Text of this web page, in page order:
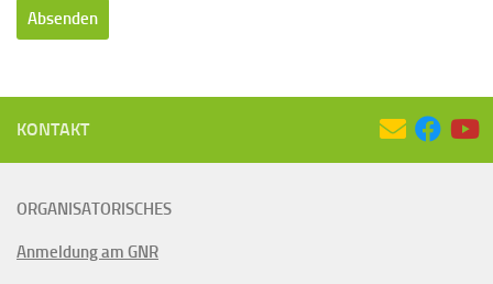
KONTAKT
ORGANISATORISCHES
Anmeldung am GNR